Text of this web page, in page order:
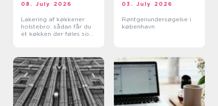
08. July 2026
Lakering af køkkener
holstebro: sådan får du
et køkken der føles som
03. July 2026
Røntgenundersøgelse i
københavn